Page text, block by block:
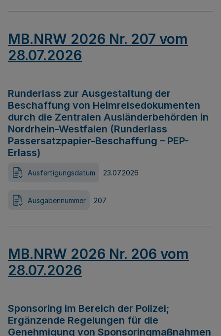
MB.NRW 2026 Nr. 207 vom
28.07.2026
Runderlass zur Ausgestaltung der
Beschaffung von Heimreisedokumenten
durch die Zentralen Ausländerbehörden in
Nordrhein-Westfalen (Runderlass
Passersatzpapier-Beschaffung – PEP-
Erlass)
Ausfertigungsdatum 23.07.2026
Ausgabennummer 207
MB.NRW 2026 Nr. 206 vom
28.07.2026
Sponsoring im Bereich der Polizei;
Ergänzende Regelungen für die
Genehmigung von Sponsoringmaßnahmen